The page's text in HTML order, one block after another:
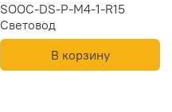
SOOC-DS-P-M4-1-R15
Световод
В корзину